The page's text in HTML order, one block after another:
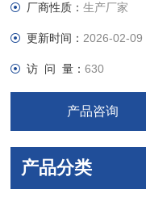
厂商性质：生产厂家
更新时间： 2026-02-09
访 问 量：630
产品咨询
产品分类